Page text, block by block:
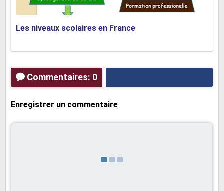
Les niveaux scolaires en France
Commentaires: 0
Enregistrer un commentaire